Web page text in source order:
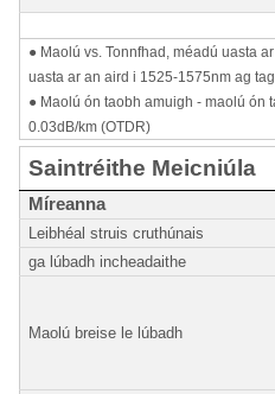
● Maolú vs. Tonnfhad, méadú uasta
uasta ar an aird i 1525-1575nm ag
● Maolú ón taobh amuigh - maolú ón
0.03dB/km (OTDR)
Saintréithe Meicniúla
Míreanna
Leibhéal struis cruthúnais
ga lúbadh incheadaithe
Maolú breise le lúbadh